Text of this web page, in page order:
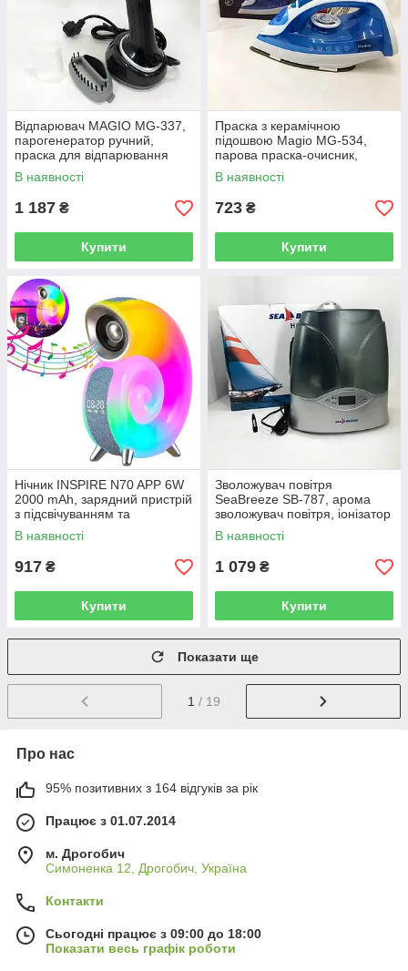
Відпарювач MAGIO MG-337,
парогенератор ручний,
праска для відпарювання
одягу, маленький відпарювач
В наявності
1 187 ₴
Купити
Праска з керамічною
підошвою Magio MG-534,
парова праска-очисник,
праска електрична парова
В наявності
723 ₴
Купити
Нічник INSPIRE N70 APP 6W
2000 mAh, зарядний пристрій
з підсвічуванням та
вбудованим динаміком
В наявності
917 ₴
Купити
Зволожувач повітря
SeaBreeze SB-787, арома
зволожувач повітря, іонізатор
зволожувач повітря
В наявності
1 079 ₴
Купити
Показати ще
1 / 19
Про нас
95% позитивних з 164 відгуків за рік
Працює з 01.07.2014
м. Дрогобич
Симоненка 12, Дрогобич, Україна
Контакти
Сьогодні працює з 09:00 до 18:00
Показати весь графік роботи